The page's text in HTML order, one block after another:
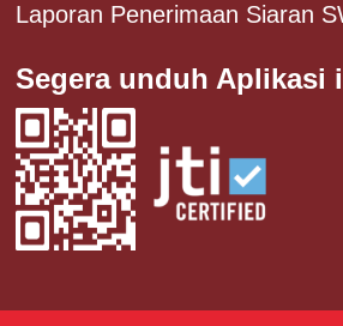
Laporan Penerimaan Siaran
Segera unduh Aplikasi